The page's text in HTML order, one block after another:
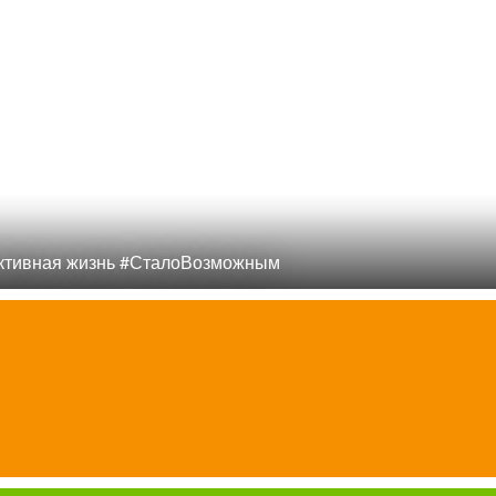
жизнь #СталоВозможным